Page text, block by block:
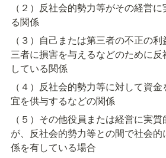
（２）反社会的勢力等がその経営
る関係
（３）自己または第三者の不正の
三者に損害を与えるなどのために
している関係
（４）反社会的勢力等に対して資
宜を供与するなどの関係
（５）その他役員または経営に実
が、反社会的勢力等との間で社会
係を有している場合